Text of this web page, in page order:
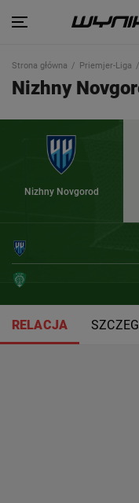
Strona główna Priemjer-Liga
Nizhny
Nizhny Novgorod
RELACJA